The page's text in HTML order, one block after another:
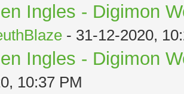
Ingles - Digimon
- 31-12-2020,
Ingles - Digimon
10:37 PM